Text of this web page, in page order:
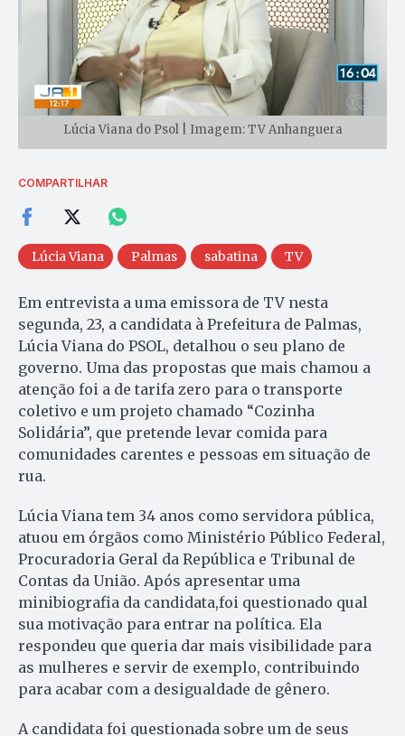
Lúcia Viana do Psol | Imagem: TV Anhanguera
COMPARTILHAR
Lúcia Viana Palmas sabatina TV
Em entrevista a uma emissora de TV nesta
segunda, 23, a candidata à Prefeitura de Palmas,
Lúcia Viana do PSOL, detalhou o seu plano de
governo. Uma das propostas que mais chamou a
atenção foi a de tarifa zero para o transporte
coletivo e um projeto chamado “Cozinha
Solidária”, que pretende levar comida para
comunidades carentes e pessoas em situação de
rua.
Lúcia Viana tem 34 anos como servidora pública,
atuou em órgãos como Ministério Público Federal,
Procuradoria Geral da República e Tribunal de
Contas da União. Após apresentar uma
minibiografia da candidata,foi questionado qual
sua motivação para entrar na política. Ela
respondeu que queria dar mais visibilidade para
as mulheres e servir de exemplo, contribuindo
para acabar com a desigualdade de gênero.
A candidata foi questionada sobre um de seus